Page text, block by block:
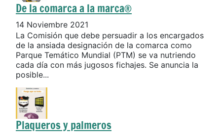
De la comarca a la marca®
14 Noviembre 2021
La Comisión que debe persuadir a los encargados
de la ansiada designación de la comarca como
Parque Temático Mundial (PTM) se va nutriendo
cada día con más jugosos fichajes. Se anuncia la
posible...
Plaqueros y palmeros